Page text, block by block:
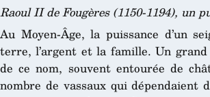
Raoul II de Fougères (1150-1194), un
Au Moyen-Âge, la puissance d’un
terre, l’argent et la famille. Un
de ce nom, souvent entourée de
nombre de vassaux qui